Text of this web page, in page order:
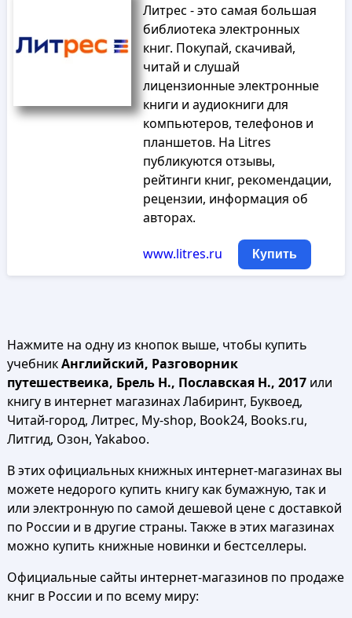
Литрес - это самая большая
библиотека электронных
книг. Покупай, скачивай,
читай и слушай
лицензионные электронные
книги и аудиокниги для
компьютеров, телефонов и
планшетов. На Litres
публикуются отзывы,
рейтинги книг, рекомендации,
рецензии, информация об
авторах.
www.litres.ru Купить
Нажмите на одну из кнопок выше, чтобы купить
учебникАнглийский, Разговорник
путешествеика, Брель Н., Пославская Н., 2017или
книгу в интернет магазинах Лабиринт, Буквоед,
Читай-город, Литрес, My-shop, Book24, Books.ru,
Литгид, Озон, Yakaboo.
В этих официальных книжных интернет-магазинах вы
можете недорого купить книгу как бумажную, так и
или электронную по самой дешевой цене с доставкой
по России и в другие страны. Также в этих магазинах
можно купить книжные новинки и бестселлеры.
Официальные сайты интернет-магазинов по продаже
книг в России и по всему миру: